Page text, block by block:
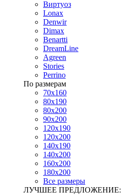
Виртуоз
Lonax
Denwir
Dimax
Benartti
DreamLine
Agreen
Stories
Perrino
По размерам
70х160
80х190
80х200
90х200
120х190
120х200
140х190
140х200
160х200
180х200
Все размеры
ЛУЧШЕЕ ПРЕДЛОЖЕНИЕ: